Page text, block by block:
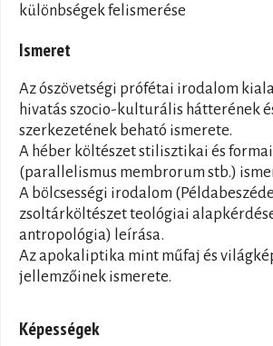
különbségek felismerése
Ismeret
Az ószövetségi prófétai irodalom
hivatás szocio-kulturális hátterének
szerkezetének beható ismerete.
A héber költészet stilisztikai és
(parallelismus membrorum stb.)
A bölcsességi irodalom
zsoltárköltészet teológiai
antropológia) leírása.
Az apokaliptika mint műfaj és
jellemzőinek ismerete.
Képességek